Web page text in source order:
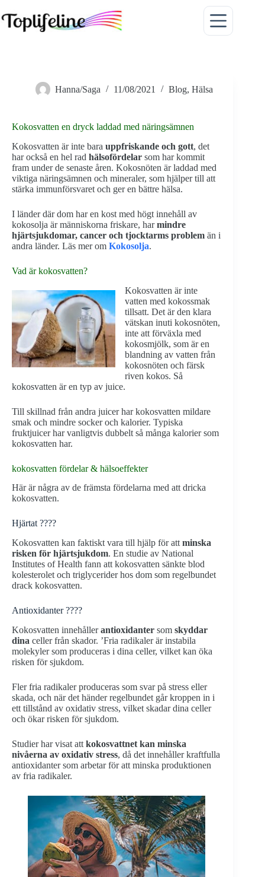
till
innehåll
Hanna/Saga 11/08/2021 Blog, Hälsa
Kokosvatten en dryck laddad med näringsämnen
Kokosvatten är inte bara uppfriskande och gott, det
har också en hel rad hälsofördelar som har kommit
fram under de senaste åren. Kokosnöten är laddad med
viktiga näringsämnen och mineraler, som hjälper till att
stärka immunförsvaret och ger en bättre hälsa.
I länder där dom har en kost med högt innehåll av
kokosolja är människorna friskare, harmindre
hjärtsjukdomar, cancer och tjocktarms problem än i
andra länder. Läs mer om Kokosolja.
Vad är kokosvatten?
Kokosvatten är inte
vatten med kokossmak
tillsatt. Det är den klara
vätskan inuti kokosnöten,
inte att förväxla med
kokosmjölk, som är en
blandning av vatten från
kokosnöten och färsk
riven kokos. Så
kokosvatten är en typ av juice.
Till skillnad från andra juicer har kokosvatten mildare
smak och mindre socker och kalorier. Typiska
fruktjuicer har vanligtvis dubbelt så många kalorier som
kokosvatten har.
kokosvatten fördelar & hälsoeffekter
Här är några av de främsta fördelarna med att dricka
kokosvatten.
Hjärtat ????
Kokosvatten kan faktiskt vara till hjälp för att minska
risken för hjärtsjukdom. En studie av National
Institutes of Health fann att kokosvatten sänkte blod
kolesterolet och triglycerider hos dom som regelbundet
drack kokosvatten.
Antioxidanter ????
Kokosvatten innehållerantioxidanter som skyddar
dina celler från skador. ’Fria radikaler är instabila
molekyler som produceras i dina celler, vilket kan öka
risken för sjukdom.
Fler fria radikaler produceras som svar på stress eller
skada, och när det händer regelbundet går kroppen in i
ett tillstånd av oxidativ stress, vilket skadar dina celler
och ökar risken för sjukdom.
Studier har visat att kokosvattnet kan minska
nivåerna av oxidativ stress, då det innehåller kraftfulla
antioxidanter som arbetar för att minska produktionen
av fria radikaler.